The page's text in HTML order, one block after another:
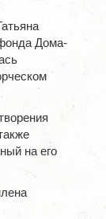
Дома-
на его